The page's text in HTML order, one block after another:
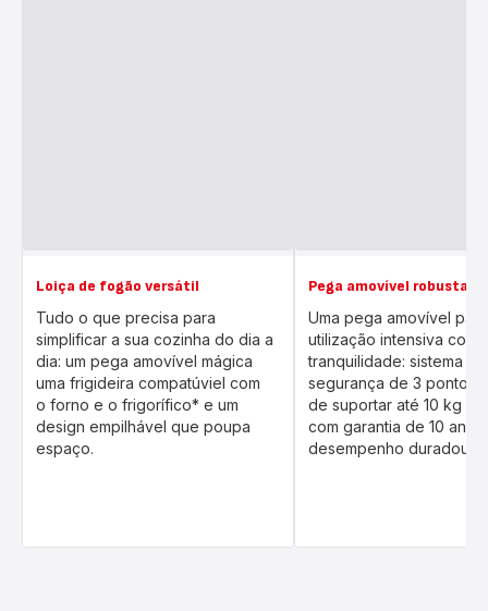
Loiça de fogão versátil
Tudo o que precisa para
simplificar a sua cozinha do dia a
dia: um pega amovível mágica
uma frigideira compatúviel com
o forno e o frigorífico* e um
design empilhável que poupa
espaço.
Pega amovível robusta
Uma pega amovível para
utilização intensiva com
tranquilidade: sistema de
segurança de 3 pontos,
de suportar até 10 kg
com garantia de 10 anos
desempenho duradouro.